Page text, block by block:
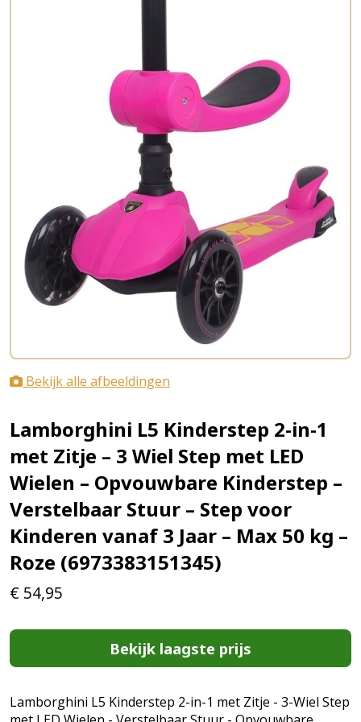
Bekijk alle afbeeldingen
Lamborghini L5 Kinderstep 2-in-1
met Zitje – 3 Wiel Step met LED
Wielen – Opvouwbare Kinderstep –
Verstelbaar Stuur – Step voor
Kinderen vanaf 3 Jaar – Max 50 kg –
Roze (6973383151345)
€ 54,95
Bekijk laagste prijs
Lamborghini L5 Kinderstep 2-in-1 met Zitje - 3-Wiel Step